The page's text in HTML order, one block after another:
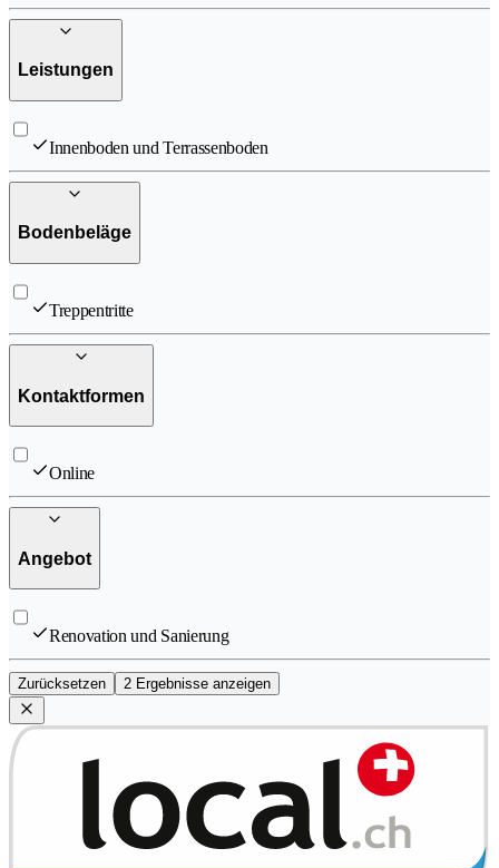
Leistungen
Innenboden und Terrassenboden
Bodenbeläge
Treppentritte
Kontaktformen
Online
Angebot
Renovation und Sanierung
Zurücksetzen 2 Ergebnisse anzeigen